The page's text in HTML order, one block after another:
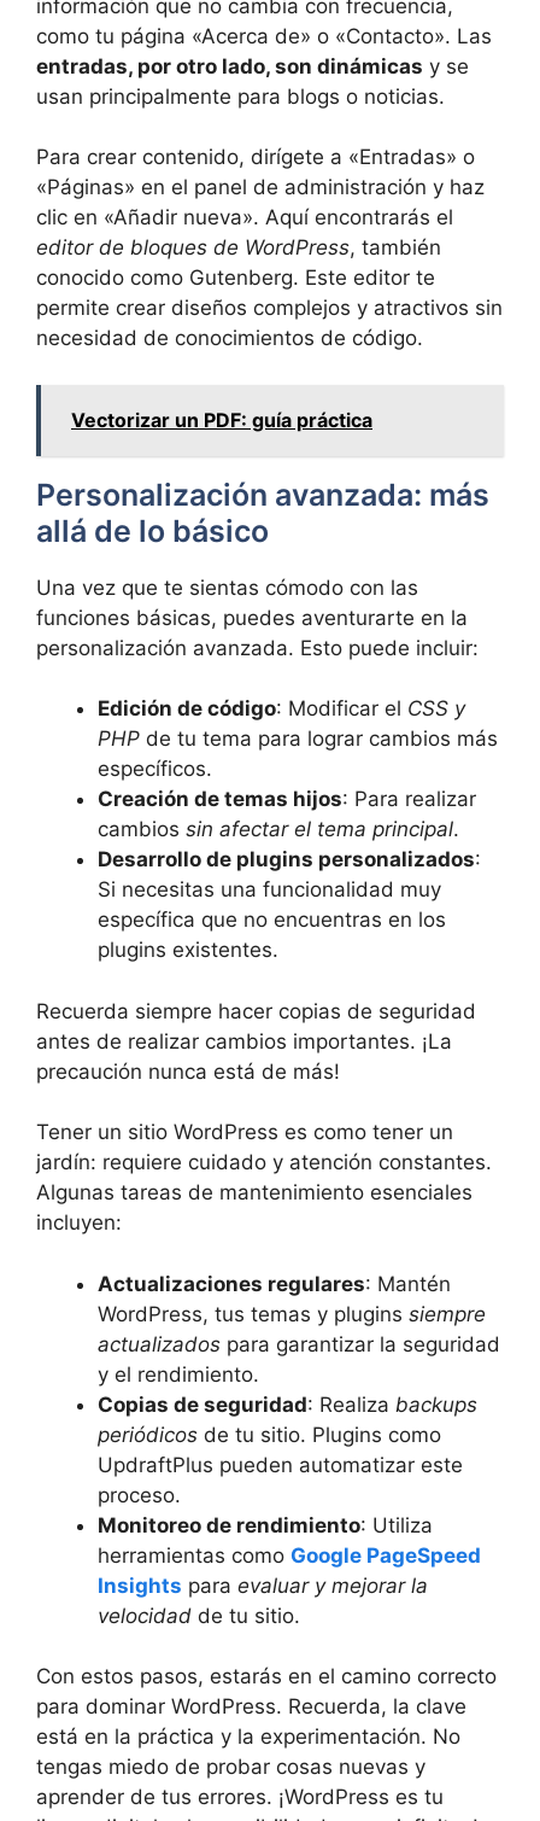
información que no cambia con frecuencia,
como tu página «Acerca de» o «Contacto». Las
entradas, por otro lado, son dinámicas y se
usan principalmente para blogs o noticias.
Para crear contenido, dirígete a «Entradas» o
«Páginas» en el panel de administración y haz
clic en «Añadir nueva». Aquí encontrarás el
editor de bloques de WordPress, también
conocido como Gutenberg. Este editor te
permite crear diseños complejos y atractivos sin
necesidad de conocimientos de código.
Vectorizar un PDF: guía práctica
Personalización avanzada: más
allá de lo básico
Una vez que te sientas cómodo con las
funciones básicas, puedes aventurarte en la
personalización avanzada. Esto puede incluir:
Edición de código: Modificar el CSS y
PHP de tu tema para lograr cambios más
específicos.
Creación de temas hijos: Para realizar
cambios sin afectar el tema principal.
Desarrollo de plugins personalizados:
Si necesitas una funcionalidad muy
específica que no encuentras en los
plugins existentes.
Recuerda siempre hacer copias de seguridad
antes de realizar cambios importantes. ¡La
precaución nunca está de más!
Tener un sitio WordPress es como tener un
jardín: requiere cuidado y atención constantes.
Algunas tareas de mantenimiento esenciales
incluyen:
Actualizaciones regulares: Mantén
WordPress, tus temas y plugins siempre
actualizados para garantizar la seguridad
y el rendimiento.
Copias de seguridad: Realiza backups
periódicos de tu sitio. Plugins como
UpdraftPlus pueden automatizar este
proceso.
Monitoreo de rendimiento: Utiliza
herramientas como Google PageSpeed
Insights para evaluar y mejorar la
velocidad de tu sitio.
Con estos pasos, estarás en el camino correcto
para dominar WordPress. Recuerda, la clave
está en la práctica y la experimentación. No
tengas miedo de probar cosas nuevas y
aprender de tus errores. ¡WordPress es tu